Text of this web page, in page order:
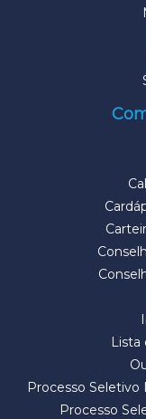
Lista
Processo
Processo